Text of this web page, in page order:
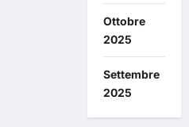
Ottobre
2025
Settembre
2025